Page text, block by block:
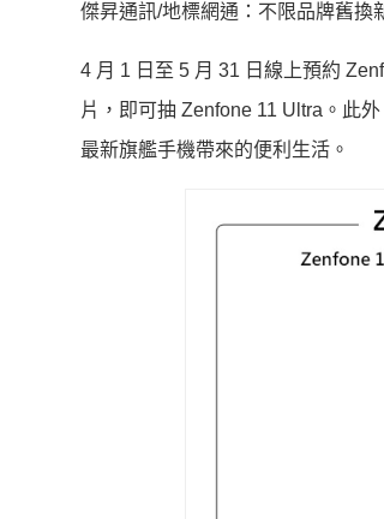
傑昇通訊/地標網通：不限品牌舊換
4 月 1 日至 5 月 31 日線上預約
片，即可抽 Zenfone 11 Ultra。此
最新旗艦手機帶來的便利生活。